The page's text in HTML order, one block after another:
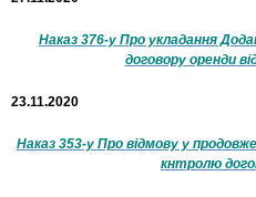
Наказ 376-у Про укладання
договору оренди
23.11.2020
Наказ 353-у Про відмову у
кнтролю